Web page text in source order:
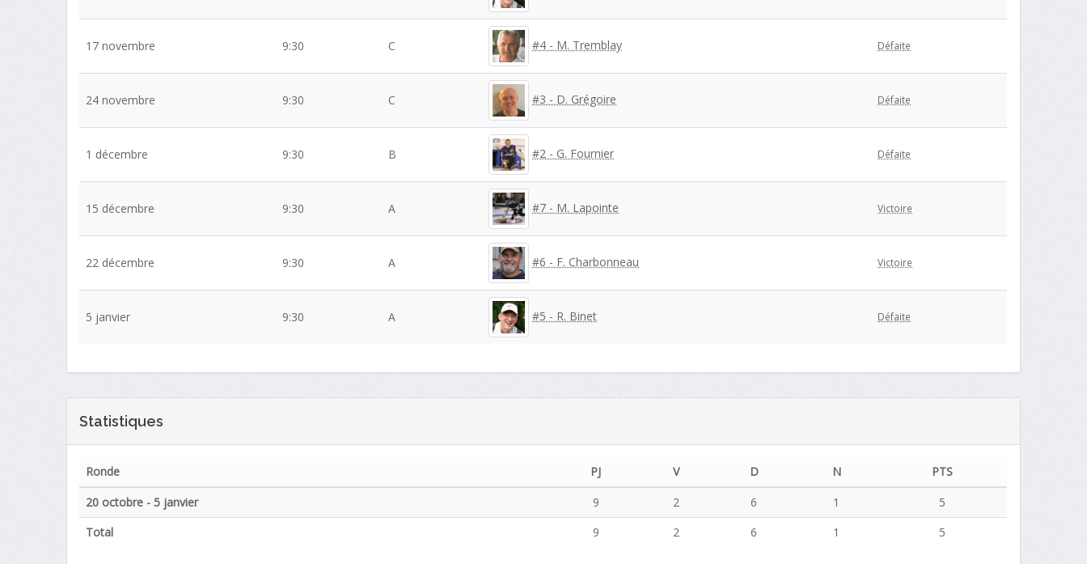
17 novembre 9:30 C #4 - M. Tremblay Défaite
24 novembre 9:30 C #3 - D. Grégoire Défaite
1 décembre 9:30 B #2 - G. Fournier Défaite
15 décembre 9:30 A #7 - M. Lapointe Victoire
22 décembre 9:30 A #6 - F. Charbonneau Victoire
5 janvier 9:30 A #5 - R. Binet Défaite
Statistiques
Ronde PJ V D N
PTS
20 octobre - 5 janvier
9 2 6 1
5
Total
9 2 6 1 5